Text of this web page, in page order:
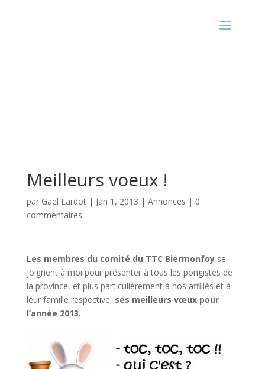
Meilleurs voeux !
par Gaël Lardot| Jan 1, 2013 | Annonces | 0
commentaires
Les membres du comité du TTC Biermonfoyse
joignent à moi pour présenter à tous les pongistes de
la province, et plus particulièrement à nos affiliés et à
leur famille respective, ses meilleurs vœux pour
l’année 2013.